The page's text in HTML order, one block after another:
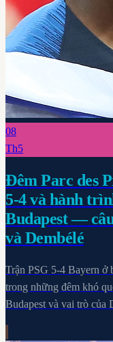
08
Th5
Đêm Parc des
5-4 và hành
Budapest —
và Dembélé
Trận PSG 5-4 Bayern ở
trong những đêm khó
Budapest và vai trò của